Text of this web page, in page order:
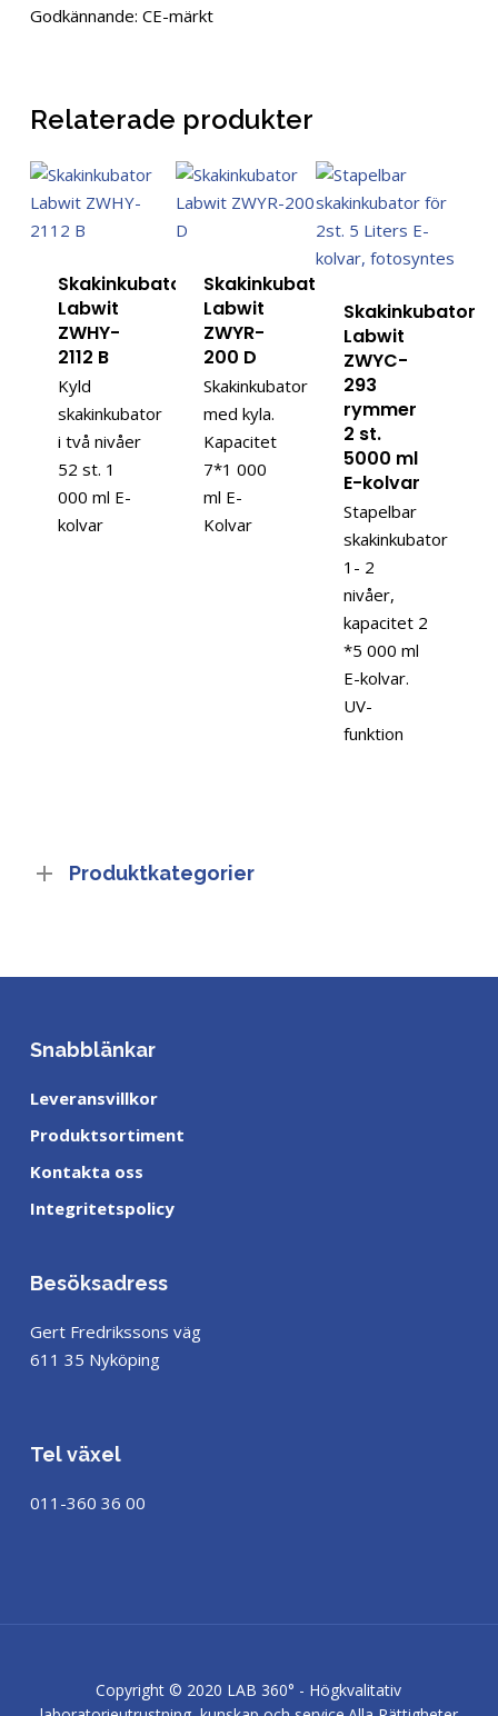
Godkännande: CE-märkt
Relaterade produkter
Skakinkubator
Labwit
ZWHY-
2112 B
Kyld
skakinkubator
i två nivåer
52 st. 1
000 ml E-
kolvar
Skakinkubator
Labwit
ZWYR-
200 D
Skakinkubator
med kyla.
Kapacitet
7*1 000
ml E-
Kolvar
Skakinkubator
Labwit
ZWYC-
293
rymmer
2 st.
5000 ml
E-kolvar
Stapelbar
skakinkubator
1- 2
nivåer,
kapacitet 2
*5 000 ml
E-kolvar.
UV-
funktion
Produktkategorier
Snabblänkar
Leveransvillkor
Produktsortiment
Kontakta oss
Integritetspolicy
Besöksadress
Gert Fredrikssons väg
611 35 Nyköping
Tel växel
011-360 36 00
Copyright © 2020 LAB 360° - Högkvalitativ